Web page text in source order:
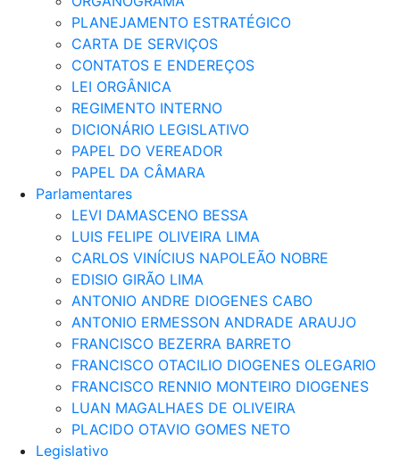
PLANEJAMENTO ESTRATÉGICO
CARTA DE SERVIÇOS
CONTATOS E ENDEREÇOS
LEI ORGÂNICA
REGIMENTO INTERNO
DICIONÁRIO LEGISLATIVO
PAPEL DO VEREADOR
PAPEL DA CÂMARA
Parlamentares
LEVI DAMASCENO BESSA
LUIS FELIPE OLIVEIRA LIMA
CARLOS VINÍCIUS NAPOLEÃO NOBRE
EDISIO GIRÃO LIMA
ANTONIO ANDRE DIOGENES CABO
ANTONIO ERMESSON ANDRADE ARAUJO
FRANCISCO BEZERRA BARRETO
FRANCISCO OTACILIO DIOGENES OLEGARIO
FRANCISCO RENNIO MONTEIRO DIOGENES
LUAN MAGALHAES DE OLIVEIRA
PLACIDO OTAVIO GOMES NETO
Legislativo